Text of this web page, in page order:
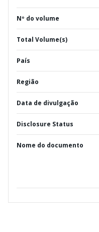
Nº do volume
Total Volume(s)
País
Região
Data de divulgação
Disclosure Status
Nome do documento